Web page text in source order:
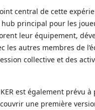
central de cette
principal pour les
leur équipement,
les autres membres de
collective et des
est également prévu
une première